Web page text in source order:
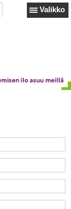
Valikko